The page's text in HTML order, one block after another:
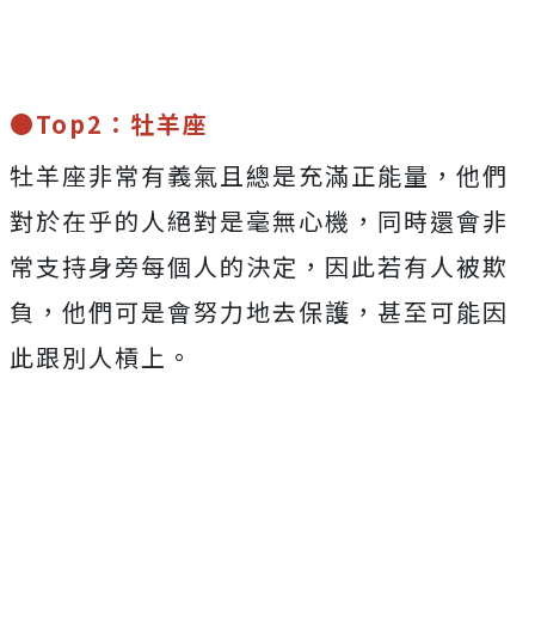
●Top2：牡羊座
牡羊座非常有義氣且總是充滿正能量，他們
對於在乎的人絕對是毫無心機，同時還會非
常支持身旁每個人的決定，因此若有人被欺
負，他們可是會努力地去保護，甚至可能因
此跟別人槓上。